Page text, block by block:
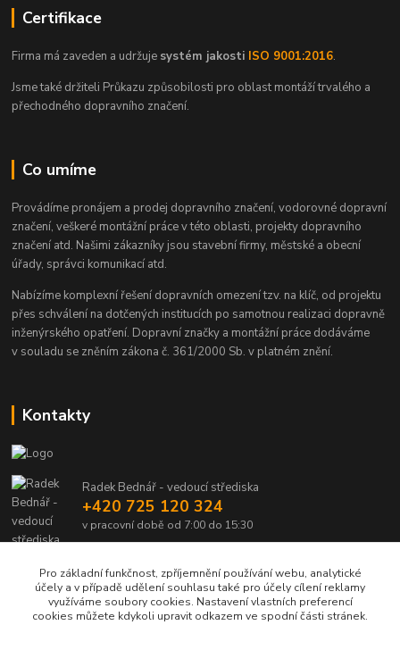
Certifikace
Firma má zaveden a udržuje systém jakosti ISO 9001:2016.
Jsme také držiteli Průkazu způsobilosti pro oblast montáží trvalého a
přechodného dopravního značení.
Co umíme
Provádíme pronájem a prodej dopravního značení, vodorovné dopravní
značení, veškeré montážní práce v této oblasti, projekty dopravního
značení atd. Našimi zákazníky jsou stavební firmy, městské a obecní
úřady, správci komunikací atd.
Nabízíme komplexní řešení dopravních omezení tzv. na klíč, od projektu
přes schválení na dotčených institucích po samotnou realizaci dopravně
inženýrského opatření. Dopravní značky a montážní práce dodáváme
v souladu se zněním zákona č. 361/2000 Sb. v platném znění.
Kontakty
Radek Bednář - vedoucí střediska
+420 725 120 324
v pracovní době od 7:00 do 15:30
Pro základní funkčnost, zpříjemnění používání webu, analytické
účely a v případě udělení souhlasu také pro účely cílení reklamy
využíváme soubory cookies. Nastavení vlastních preferencí
cookies můžete kdykoli upravit odkazem ve spodní části stránek.